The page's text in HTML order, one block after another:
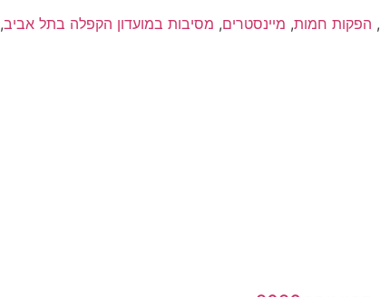
, הפקות חמות, מיינסטרים, מסיבות במועדון הקפלה בתל אביב,